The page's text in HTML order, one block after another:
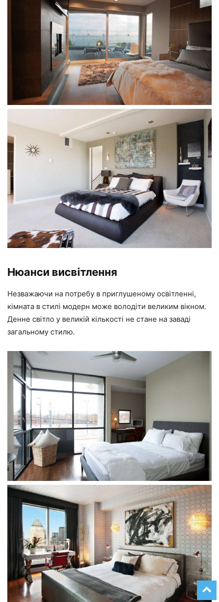
Нюанси висвітлення
Незважаючи на потребу в приглушеному освітленні,
кімната в стилі модерн може володіти великим вікном.
Денне світло у великій кількості не стане на заваді
загальному стилю.